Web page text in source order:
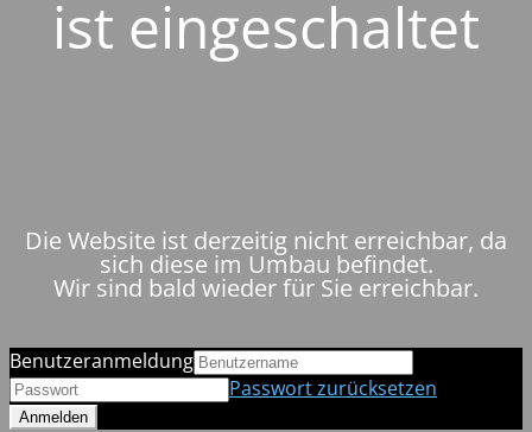
ist eingeschaltet
Die Website ist derzeitig nicht erreichbar, da
sich diese im Umbau befindet.
Wir sind bald wieder für Sie erreichbar.
Benutzeranmeldung
Passwort zurücksetzen